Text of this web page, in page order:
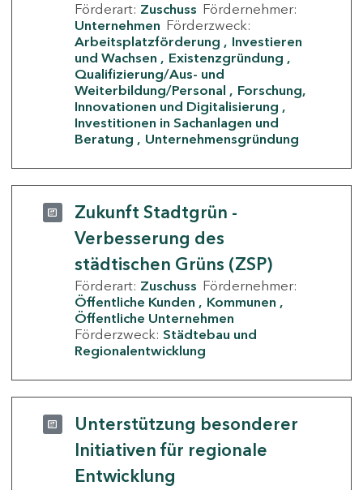
Förderart: Zuschuss Fördernehmer:
Unternehmen Förderzweck:
Arbeitsplatzförderung
Investieren
und Wachsen
Existenzgründung
Qualifizierung/Aus- und
Weiterbildung/Personal
Forschung,
Innovationen und Digitalisierung
Investitionen in Sachanlagen und
Beratung
Unternehmensgründung
Zukunft Stadtgrün -
Verbesserung des
städtischen Grüns (ZSP)
Förderart: Zuschuss Fördernehmer:
Öffentliche Kunden
Kommunen
Öffentliche Unternehmen
Förderzweck: Städtebau und
Regionalentwicklung
Unterstützung besonderer
Initiativen für regionale
Entwicklung